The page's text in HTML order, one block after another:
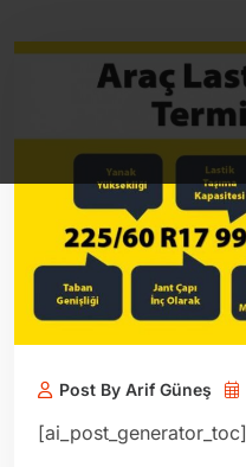
Post By Arif Güneş
[ai_post_generator_toc]